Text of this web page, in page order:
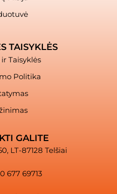
TAISYKLĖS
Taisyklės
Politika
GALITE
LT-87128 Telšiai
677 69713